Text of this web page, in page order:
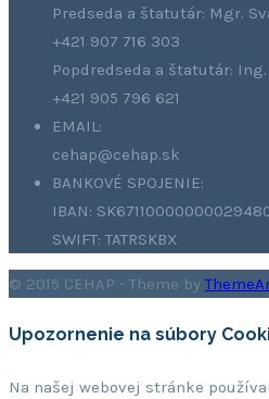
Predseda a štatutár: Mgr.
+421 907 716 303
Popdredseda a štatutár: Ing.
+421 905 796 621
EMAIL:
cehap@cehap.sk
BANKOVÉ SPOJENIE:
IBAN:
SWIFT: TATRSKBX
© 2015 CEHAP - Theme by
Upozornenie na súbory
Na našej webovej stránke